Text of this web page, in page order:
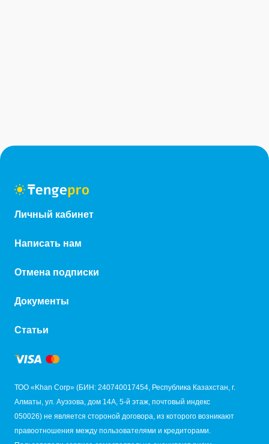
Личный кабинет
Написать нам
Отмена подписки
Документы
Статьи
ТОО «Khan Corp» (БИН: 240740017454, Республика Казахстан, г.
Алматы, ул. Ауэзова, дом 14А, 5-й этаж, почтовый индекс
050026) не является стороной договора, из которого возникают
правоотношения между пользователями и кредиторами.